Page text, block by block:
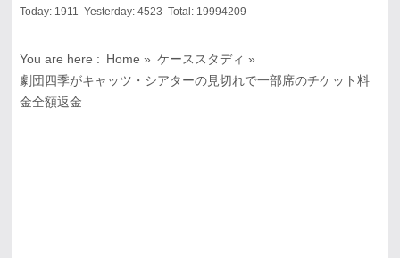
Today: 1911 Yesterday: 4523 Total: 19994209
You are here : Home » ケーススタディ »
劇団四季がキャッツ・シアターの見切れで一部席のチケット料
金全額返金